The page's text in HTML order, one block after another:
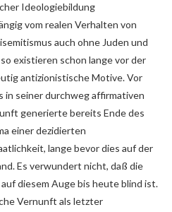
Ideologiebildung
vom realen Verhalten von
auch ohne Juden und
existieren schon lange vor der
antizionistische Motive. Vor
in seiner durchweg affirmativen
generierte bereits Ende des
einer dezidierten
lange bevor dies auf der
Es verwundert nicht, daß die
diesem Auge bis heute blind ist.
Vernunft als letzter